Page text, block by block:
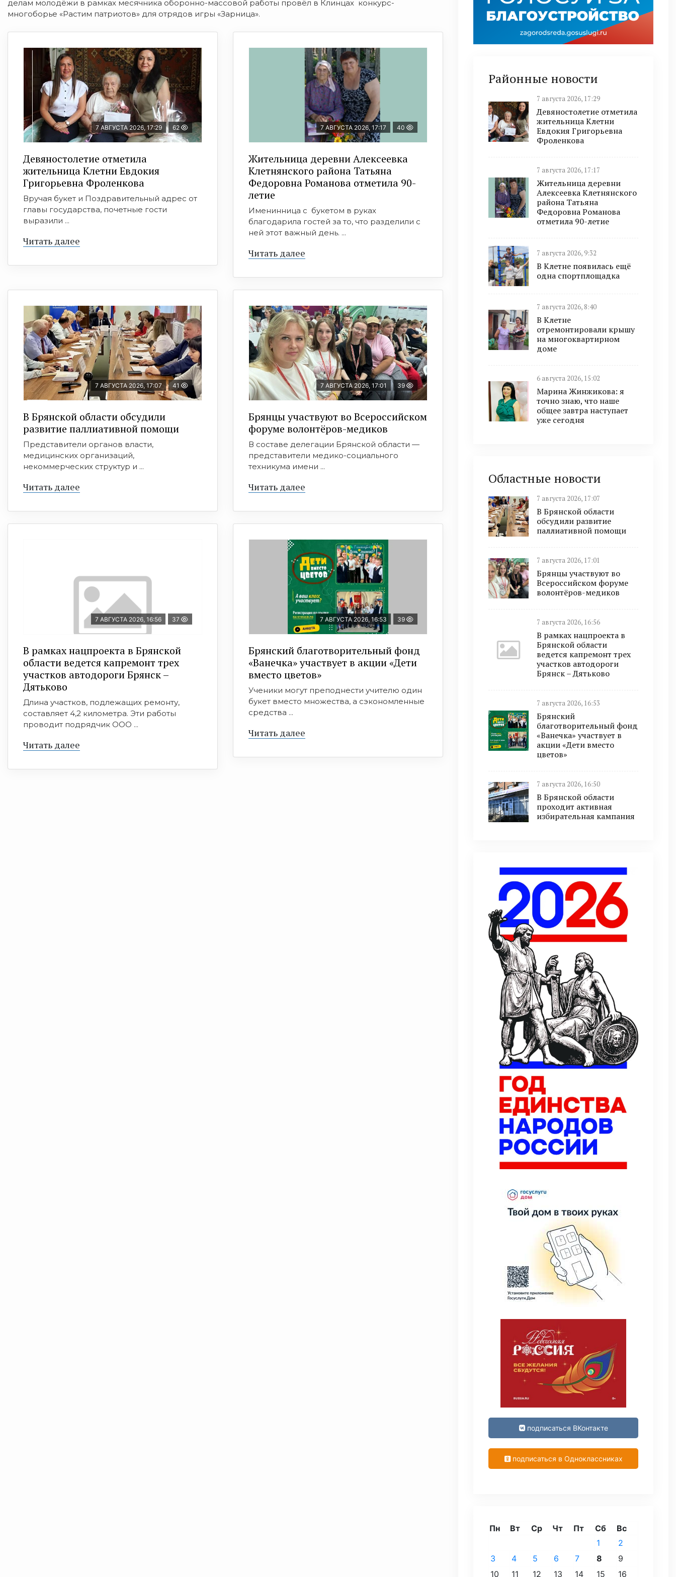
делам молодёжи в рамках месячника оборонно-массовой работы провёл в Клинцах конкурс-
многоборье «Растим патриотов» для отрядов игры «Зарница».
7 АВГУСТА 2026, 17:29 62
Девяностолетие отметила
жительница Клетни Евдокия
Григорьевна Фроленкова
Вручая букет и Поздравительный адрес от
главы государства, почетные гости
выразили ...
Читать далее
7 АВГУСТА 2026, 17:17 40
Жительница деревни Алексеевка
Клетнянского района Татьяна
Федоровна Романова отметила 90-
летие
Именинница с букетом в руках
благодарила гостей за то, что разделили с
ней этот важный день. ...
Читать далее
7 АВГУСТА 2026, 17:07 41
В Брянской области обсудили
развитие паллиативной помощи
Представители органов власти,
медицинских организаций,
некоммерческих структур и ...
Читать далее
7 АВГУСТА 2026, 17:01 39
Брянцы участвуют во Всероссийском
форуме волонтёров-медиков
В составе делегации Брянской области —
представители медико-социального
техникума имени ...
Читать далее
7 АВГУСТА 2026, 16:56 37
В рамках нацпроекта в Брянской
области ведется капремонт трех
участков автодороги Брянск –
Дятьково
Длина участков, подлежащих ремонту,
составляет 4,2 километра. Эти работы
проводит подрядчик ООО ...
Читать далее
7 АВГУСТА 2026, 16:53 39
Брянский благотворительный фонд
«Ванечка» участвует в акции «Дети
вместо цветов»
Ученики могут преподнести учителю один
букет вместо множества, а сэкономленные
средства ...
Читать далее
Районные новости
7 августа 2026, 17:29
Девяностолетие отметила
жительница Клетни
Евдокия Григорьевна
Фроленкова
7 августа 2026, 17:17
Жительница деревни
Алексеевка Клетнянского
района Татьяна
Федоровна Романова
отметила 90-летие
7 августа 2026, 9:32
В Клетне появилась ещё
одна спортплощадка
7 августа 2026, 8:40
В Клетне
отремонтировали крышу
на многоквартирном
доме
6 августа 2026, 15:02
Марина Жинжикова: я
точно знаю, что наше
общее завтра наступает
уже сегодня
Областные новости
7 августа 2026, 17:07
В Брянской области
обсудили развитие
паллиативной помощи
7 августа 2026, 17:01
Брянцы участвуют во
Всероссийском форуме
волонтёров-медиков
7 августа 2026, 16:56
В рамках нацпроекта в
Брянской области
ведется капремонт трех
участков автодороги
Брянск – Дятьково
7 августа 2026, 16:53
Брянский
благотворительный фонд
«Ванечка» участвует в
акции «Дети вместо
цветов»
7 августа 2026, 16:50
В Брянской области
проходит активная
избирательная кампания
подписаться ВКонтакте
подписаться в Одноклассниках
Пн Вт Ср Чт Пт Сб
Вс
1
2
3
4 5 6 7 8
9
10
11 12 13 14 15 16